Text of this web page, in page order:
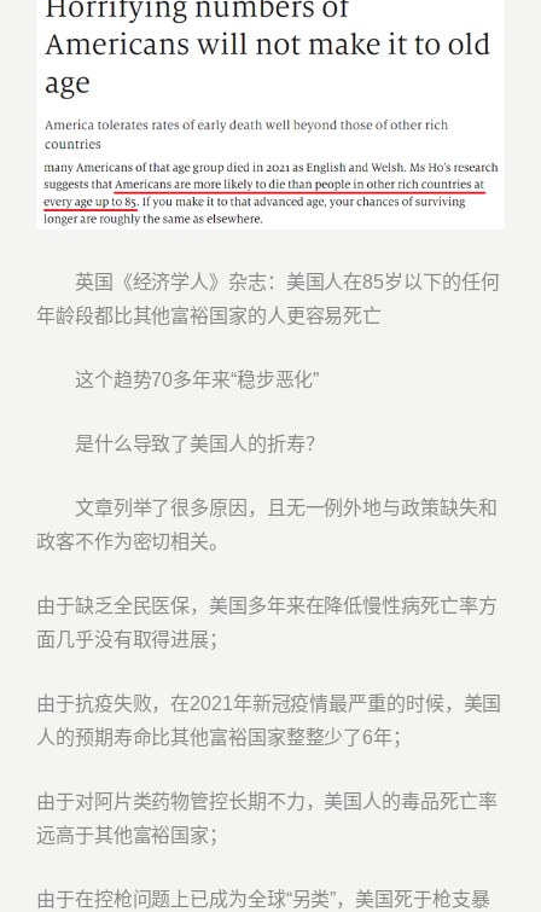
英国《经济学人》杂志：美国人在85岁以下的任何
年龄段都比其他富裕国家的人更容易死亡
这个趋势70多年来“稳步恶化”
是什么导致了美国人的折寿？
文章列举了很多原因，且无一例外地与政策缺失和
政客不作为密切相关。
由于缺乏全民医保，美国多年来在降低慢性病死亡率方
面几乎没有取得进展；
由于抗疫失败，在2021年新冠疫情最严重的时候，美国
人的预期寿命比其他富裕国家整整少了6年；
由于对阿片类药物管控长期不力，美国人的毒品死亡率
远高于其他富裕国家；
由于在控枪问题上已成为全球“另类”，美国死于枪支暴